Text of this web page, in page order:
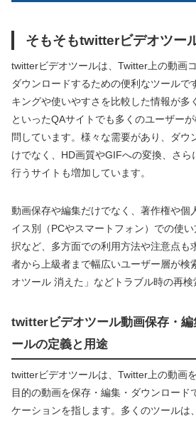
そもそもtwitterビデオツー
twitterビデオツールは、Twitter上の動画
ダウンロードするための便利なツールで
キングや使いやすさを比較した情報が多
といったQAサイトでも多くのユーザー
問しています。様々な需要があり、ダウ
けでなく、HD画質やGIFへの変換、さら
行うサイトも増加しています。
動画保存や編集だけでなく、著作権や個
イス別（PCやスマートフォン）での使
択など、多方面での利用方法や注意点も
者から上級者まで幅広いユーザー層が検
オツール 消えた」などトラブル時の再検
twitterビデオツール動画保存・編
ールの定義と用途
twitterビデオツールは、Twitter上の動画
目的の動画を保存・編集・ダウンロード
ケーションを指します。多くのツールは